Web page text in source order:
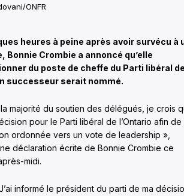
ONFR
heures à peine après avoir survécu à
Bonnie Crombie a annoncé qu’elle
du poste de cheffe du Parti libéral
successeur serait nommé.
la majorité du soutien des délégués, je crois
pour le Parti libéral de l’Ontario afin de
ordonnée vers un vote de leadership »,
déclaration écrite de Bonnie Crombie ce
midi.
informé le président du parti de ma